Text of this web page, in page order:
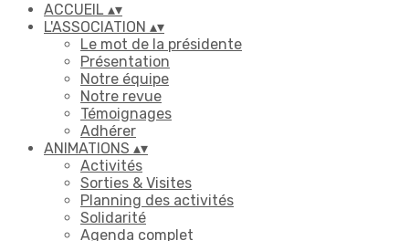
ACCUEIL ▴▾
L'ASSOCIATION ▴▾
Le mot de la présidente
Présentation
Notre équipe
Notre revue
Témoignages
Adhérer
ANIMATIONS ▴▾
Activités
Sorties & Visites
Planning des activités
Solidarité
Agenda complet